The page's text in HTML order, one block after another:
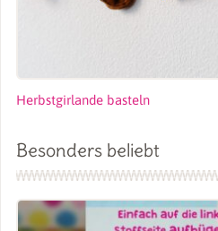
Herbstgirlande basteln
Besonders beliebt